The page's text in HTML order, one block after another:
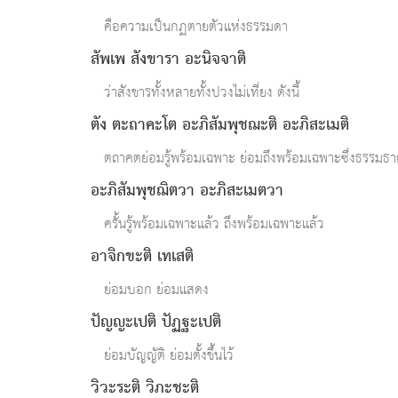
คือความเป็นกฏตายตัวแห่งธรรมดา
สัพเพ สังขารา อะนิจจาติ
ว่าสังขารทั้งหลายทั้งปวงไม่เที่ยง ดังนี้
ตัง ตะถาคะโต อะภิสัมพุชฌะติ อะภิสะเมติ
ตถาคตย่อมรู้พร้อมเฉพาะ ย่อมถึงพร้อมเฉพาะซึ่งธรรมธ
อะภิสัมพุชฌิตวา อะภิสะเมตวา
ครั้นรู้พร้อมเฉพาะแล้ว ถึงพร้อมเฉพาะแล้ว
อาจิกขะติ เทเสติ
ย่อมบอก ย่อมแสดง
ปัญญะเปติ ปัฏฐะเปติ
ย่อมบัญญัติ ย่อมตั้งขึ้นไว้
วิวะระติ วิภะชะติ